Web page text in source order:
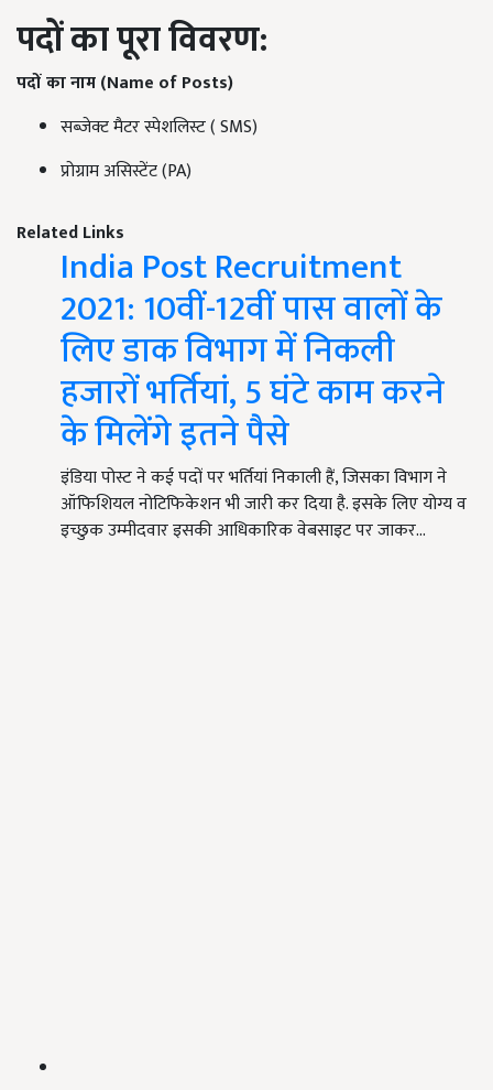
पदों का पूरा विवरण:
पदों का नाम (Name of Posts)
सब्जेक्ट मैटर स्पेशलिस्ट ( SMS)
प्रोग्राम असिस्टेंट (PA)
Related Links
India Post Recruitment
2021: 10वीं-12वीं पास वालों के
लिए डाक विभाग में निकली
हजारों भर्तियां, 5 घंटे काम करने
के मिलेंगे इतने पैसे
इंडिया पोस्ट ने कई पदों पर भर्तियां निकाली हैं, जिसका विभाग ने
ऑफिशियल नोटिफिकेशन भी जारी कर दिया है. इसके लिए योग्य व
इच्छुक उम्मीदवार इसकी आधिकारिक वेबसाइट पर जाकर…